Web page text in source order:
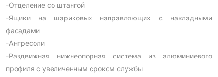
-Отделение со штангой
-Ящики на шариковых направляющих с накладными
фасадами
-Антресоли
-Раздвижная нижнеопорная система из алюминиевого
профиля с увеличенным сроком службы